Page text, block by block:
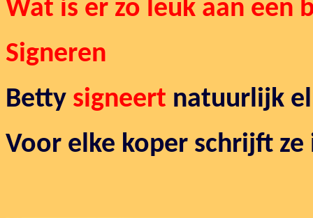
Wat is er zo leuk aan een
Signeren
Betty signeert natuurlijk
Voor elke koper schrijft